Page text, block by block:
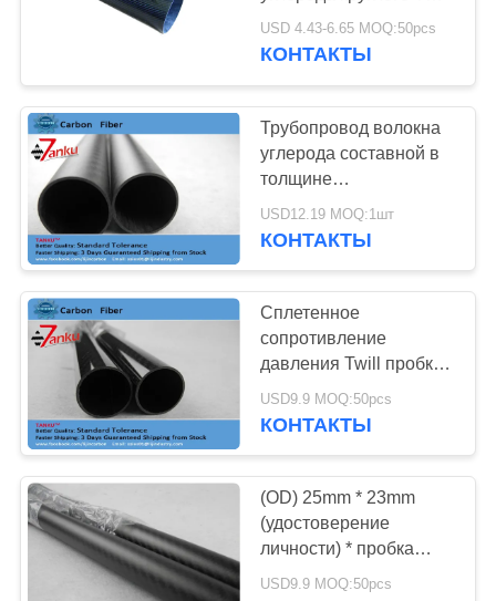
лоснистая в
телескопичном Поляке
USD 4.43-6.65 MOQ:50pcs
КОНТАКТЫ
Трубопровод волокна
углерода составной в
толщине
14mm*12mm*1000mm
1mm
USD12.19 MOQ:1шт
КОНТАКТЫ
Сплетенное
сопротивление
давления Twill пробки
волокна углерода
квадрата 3K лоснистое
USD9.9 MOQ:50pcs
КОНТАКТЫ
(OD) 25mm * 23mm
(удостоверение
личности) * пробка
волокна углерода
USD9.9 MOQ:50pcs